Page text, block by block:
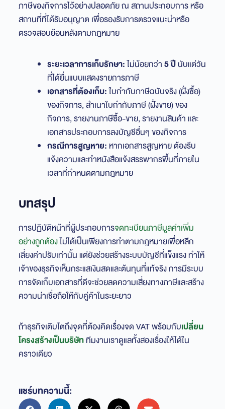
ภาษีของกิจการไว้อย่างปลอดภัย ณ สถานประกอบการ หรือ
สถานที่ที่ได้รับอนุญาต เพื่อรองรับการตรวจแนะนำหรือ
ตรวจสอบย้อนหลังตามกฎหมาย
ระยะเวลาการเก็บรักษา:ไม่น้อยกว่า5 ปีนับแต่วัน
ที่ได้ยื่นแบบแสดงรายการภาษี
เอกสารที่ต้องเก็บ:ใบกำกับภาษีฉบับจริง (ฝั่งซื้อ)
ของกิจการ, สำเนาใบกำกับภาษี (ฝั่งขาย) ของ
กิจการ, รายงานภาษีซื้อ-ขาย, รายงานสินค้า และ
เอกสารประกอบการลงบัญชีอื่นๆ ของกิจการ
กรณีการสูญหาย: หากเอกสารสูญหาย ต้องรีบ
แจ้งความและทำหนังสือแจ้งสรรพากรพื้นที่ภายใน
เวลาที่กำหนดตามกฎหมาย
บทสรุป
การปฏิบัติหน้าที่ผู้ประกอบการจดทะเบียนภาษีมูลค่าเพิ่ม
อย่างถูกต้องไม่ได้เป็นเพียงการทำตามกฎหมายเพื่อหลีก
เลี่ยงค่าปรับเท่านั้น แต่ยังช่วยสร้างระบบบัญชีที่แข็งแรง ทำให้
เจ้าของธุรกิจเห็นกระแสเงินสดและต้นทุนที่แท้จริง การมีระบบ
การจัดเก็บเอกสารที่ดีจะช่วยลดความเสี่ยงทางภาษีและสร้าง
ความน่าเชื่อถือให้กับคู่ค้าในระยะยาว
ถ้าธุรกิจเติบโตถึงจุดที่ต้องคิดเรื่องจด VAT พร้อมกับเปลี่ยน
โครงสร้างเป็นบริษัททีมงานเราดูแลทั้งสองเรื่องให้ได้ใน
คราวเดียว
แชร์บทความนี้: